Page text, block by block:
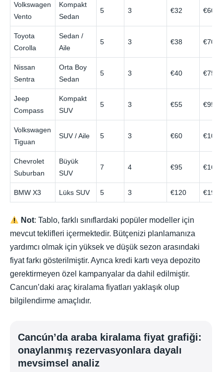
Volkswagen
Vento
Kompakt
Sedan
5 3 €32 €60
Toyota
Corolla
Sedan /
Aile
5 3 €38 €70
Nissan
Sentra
Orta Boy
Sedan
5 3 €40 €75
Jeep
Compass
Kompakt
SUV
5 3 €55 €95
Volkswagen
Tiguan
SUV / Aile 5 3 €60 €105
Chevrolet
Suburban
Büyük
SUV
7 4 €95 €165
BMW X3 Lüks SUV 5 3 €120 €190
Not: Tablo, farklı sınıflardaki popüler modeller için
mevcut teklifleri içermektedir. Bütçenizi planlamanıza
yardımcı olmak için yüksek ve düşük sezon arasındaki
fiyat farkı gösterilmiştir. Ayrıca kredi kartı veya depozito
gerektirmeyen özel kampanyalar da dahil edilmiştir.
Cancun’daki araç kiralama fiyatları yaklaşık olup
bilgilendirme amaçlıdır.
Cancún’da araba kiralama fiyat grafiği:
onaylanmış rezervasyonlara dayalı
mevsimsel analiz